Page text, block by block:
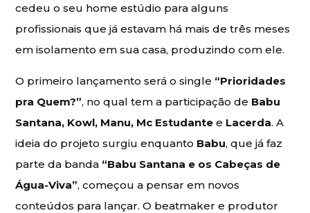
cedeu o seu home estúdio para alguns
profissionais que já estavam há mais de três meses
em isolamento em sua casa, produzindo com ele.
O primeiro lançamento será o single “Prioridades
pra Quem?”, no qual tem a participação de Babu
Santana, Kowl, Manu, Mc Estudante e Lacerda. A
ideia do projeto surgiu enquanto Babu, que já faz
parte da banda “Babu Santana e os Cabeças de
Água-Viva”, começou a pensar em novos
conteúdos para lançar. O beatmaker e produtor